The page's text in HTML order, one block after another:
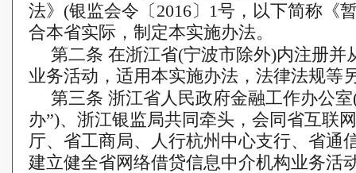
法》(银监会令〔2016〕1号，以下简称《
合本省实际，制定本实施办法。
第二条 在浙江省(宁波市除外)内注册并
业务活动，适用本实施办法，法律法规等
第三条 浙江省人民政府金融工作办公
办”)、浙江银监局共同牵头，会同省互联
厅、省工商局、人行杭州中心支行、省通
建立健全省网络借贷信息中介机构业务活